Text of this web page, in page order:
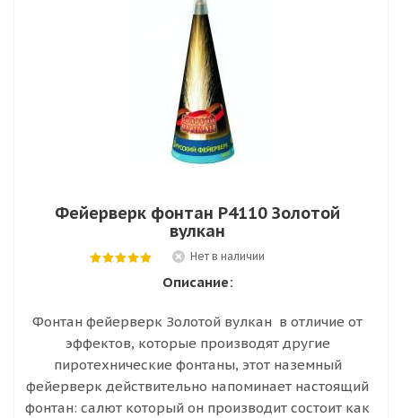
Фейерверк фонтан Р4110 Золотой
вулкан
Нет в наличии
Описание:
Фонтан фейерверк Золотой вулкан в отличие от
эффектов, которые производят другие
пиротехнические фонтаны, этот наземный
фейерверк действительно напоминает настоящий
фонтан: салют который он производит состоит как